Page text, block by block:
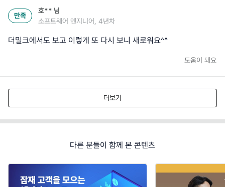
만족
호** 님
소프트웨어 엔지니어, 4년차
더밀크에서도 보고 이렇게 또 다시 보니 새로워요^^
도움이 돼요
더보기
다른 분들이 함께 본 콘텐츠